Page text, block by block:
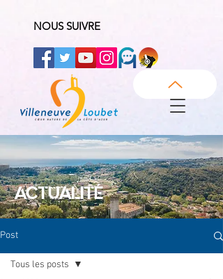
NOUS SUIVRE
ACTUALITÉ
Post
Tous les posts